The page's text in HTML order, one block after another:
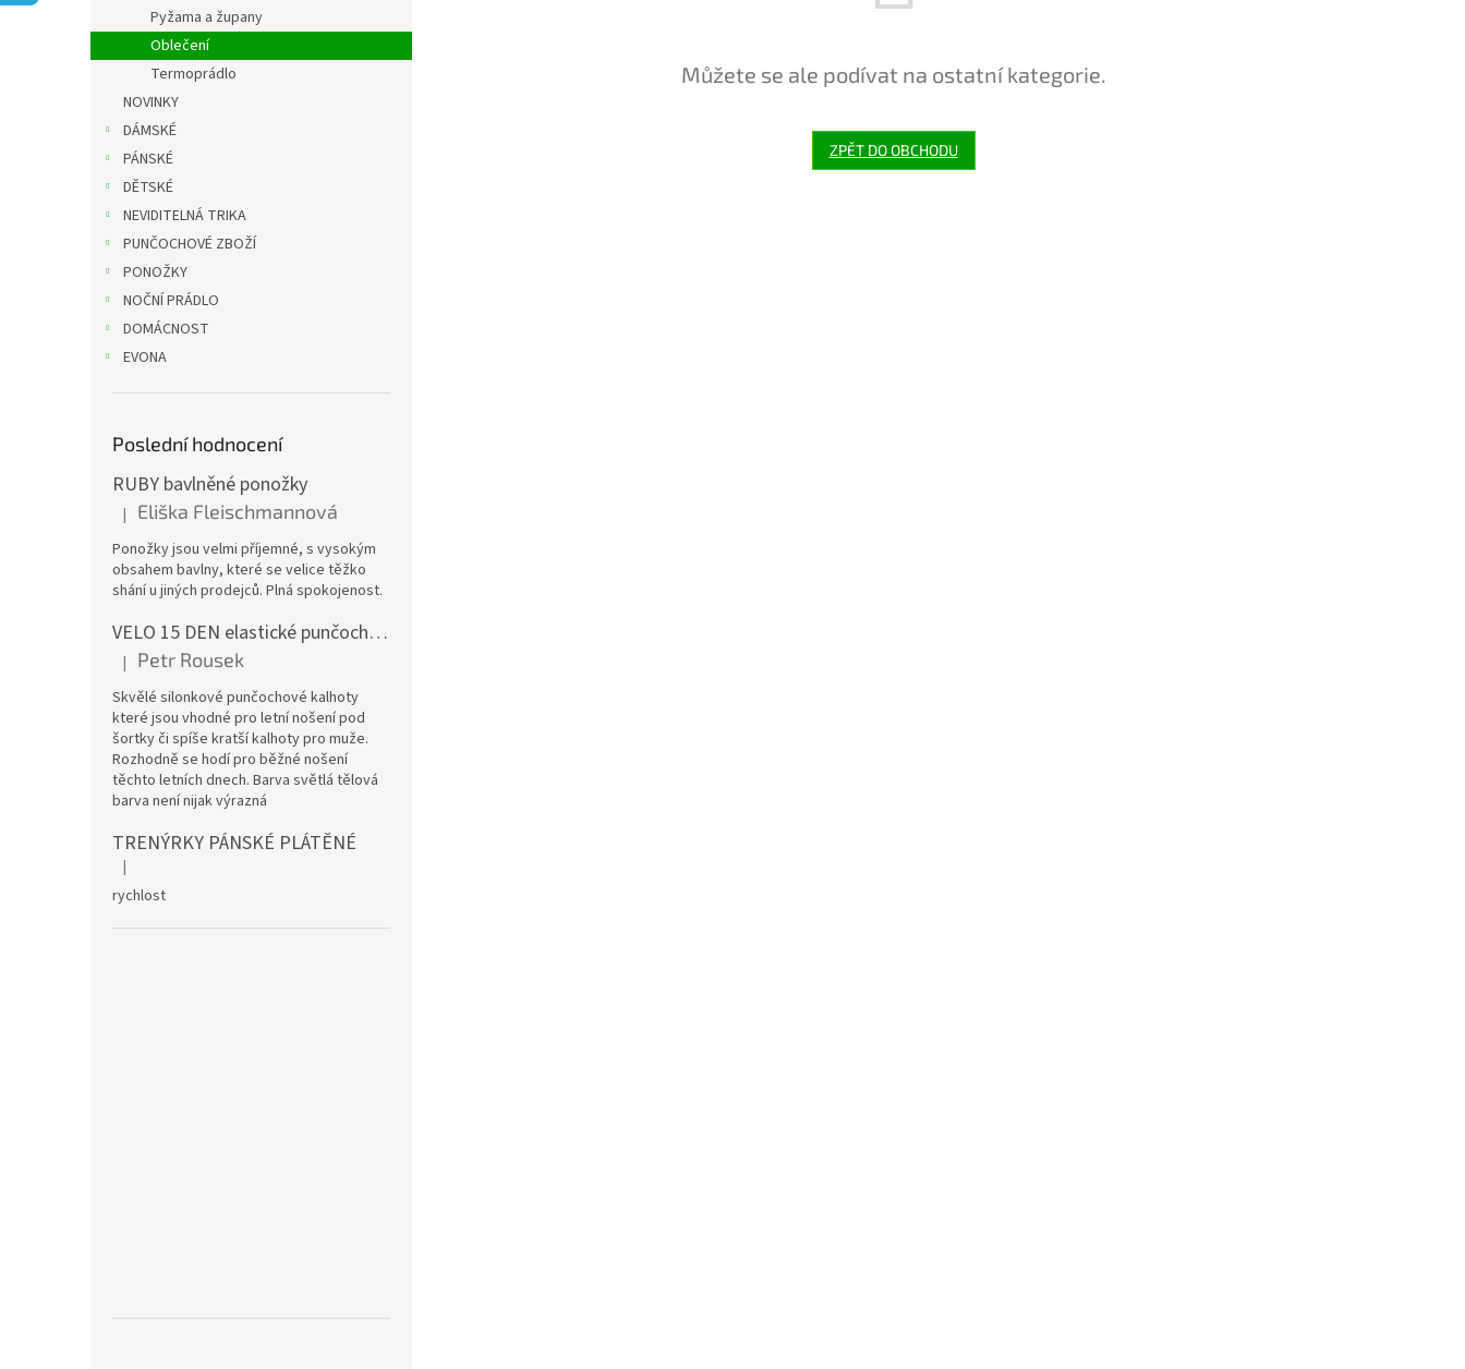
e
l
Pyžama a župany
Oblečení
Termoprádlo
NOVINKY
DÁMSKÉ
PÁNSKÉ
DĚTSKÉ
NEVIDITELNÁ TRIKA
PUNČOCHOVÉ ZBOŽÍ
PONOŽKY
NOČNÍ PRÁDLO
DOMÁCNOST
EVONA
Poslední hodnocení
RUBY bavlněné ponožky
Hodnocení produktu je 5 z 5 hvězdiček.
| Eliška Fleischmannová
Ponožky jsou velmi příjemné, s vysokým
obsahem bavlny, které se velice těžko
shání u jiných prodejců. Plná spokojenost.
VELO 15 DEN elastické punčochové kalhoty
Hodnocení produktu je 5 z 5 hvězdiček.
| Petr Rousek
Skvělé silonkové punčochové kalhoty
které jsou vhodné pro letní nošení pod
šortky či spíše kratší kalhoty pro muže.
Rozhodně se hodí pro běžné nošení
těchto letních dnech. Barva světlá tělová
barva není nijak výrazná
TRENÝRKY PÁNSKÉ PLÁTĚNÉ
Hodnocení produktu je 5 z 5 hvězdiček.
|
rychlost
Můžete se ale podívat na ostatní kategorie.
ZPĚT DO OBCHODU